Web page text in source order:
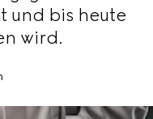
und bis heute
wird.